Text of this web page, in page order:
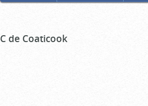
de Coaticook